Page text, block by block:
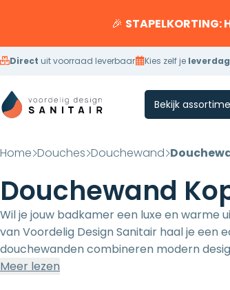
🎉 STAPELKORTING:
Direct uit voorraad leverbaar Kies zelf je leverdag
Bekijk
Home Douches Douchewand
Douchewand
Wil je jouw badkamer een luxe en warme
van Voordelig Design Sanitair haal je een
douchewanden combineren modern
geniet van stijlvol comfort. Of je nu kiest
Meer lezen